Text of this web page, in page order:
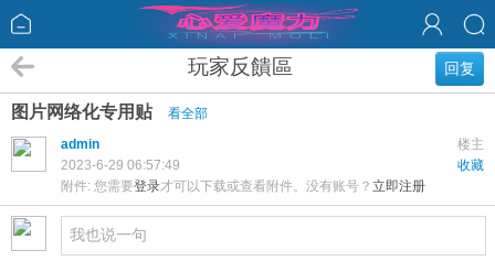
回复
玩家反饋區
图片网络化专用贴
看全部
楼主
admin
收藏
2023-6-29 06:57:49
附件: 您需要登录才可以下载或查看附件。没有账号？ 立即注册